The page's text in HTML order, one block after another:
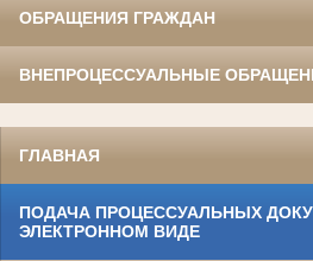
ОБРАЩЕНИЯ ГРАЖДАН
ВНЕПРОЦЕССУАЛЬНЫЕ
ГЛАВНАЯ
ПОДАЧА ПРОЦЕССУАЛЬНЫХ
ЭЛЕКТРОННОМ ВИДЕ